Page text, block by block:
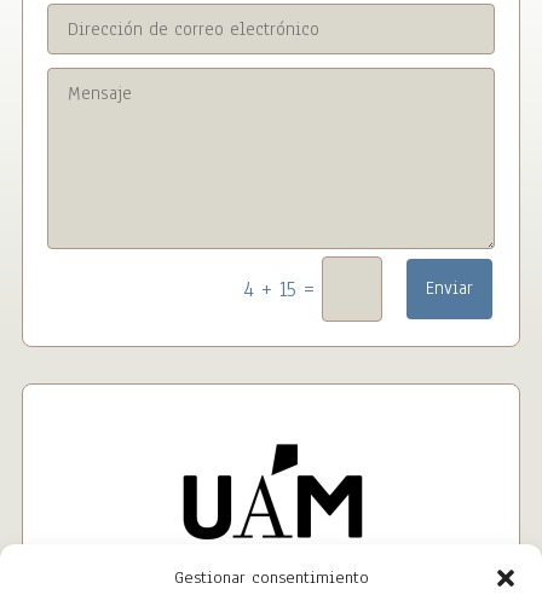
Gestionar consentimiento
4 + 15 = Enviar